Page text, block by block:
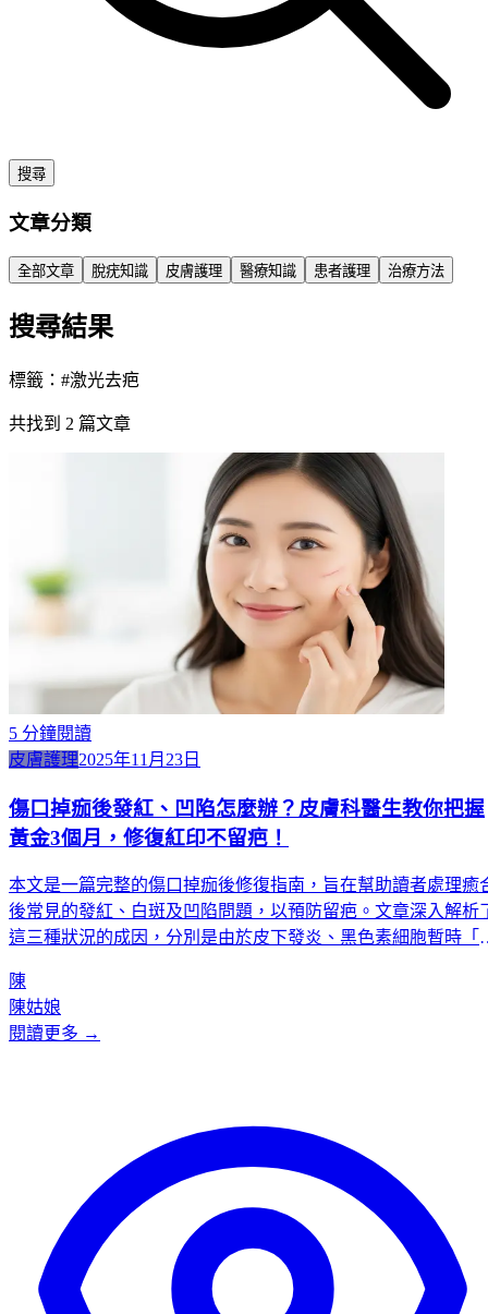
搜尋
文章分類
全部文章 脫疣知識 皮膚護理 醫療知識 患者護理 治療方法
搜尋結果
標籤：#激光去疤
共找到 2 篇文章
5 分鐘閱讀
皮膚護理2025年11月23日
傷口掉痂後發紅、凹陷怎麼辦？皮膚科醫生教你把握
黃金3個月，修復紅印不留疤！
本文是一篇完整的傷口掉痂後修復指南，旨在幫助讀者處理癒
後常見的發紅、白斑及凹陷問題，以預防留疤。文章深入解析
這三種狀況的成因，分別是由於皮下發炎、黑色素細胞暫時「
炎、保濕和正確使用祛疤產品。此外，文章強調了掉痂後3個月
是「黃金修復期」，並提供了清潔、防曬、忌口和冷敷止癢等
個通用護理黃金法則。最後，文章將疤痕分為不同修復難易等
陳
陳姑娘
閱讀更多 →